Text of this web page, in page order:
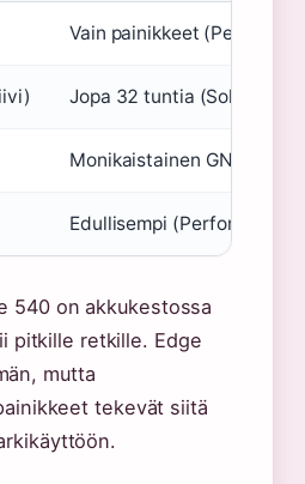
Vain painikkeet
Jopa 32 tuntia (Solar)
Monikaistainen GNSS
Edullisempi (Performance
540 on akkukestossa
pitkille retkille. Edge
mutta
tekevät siitä